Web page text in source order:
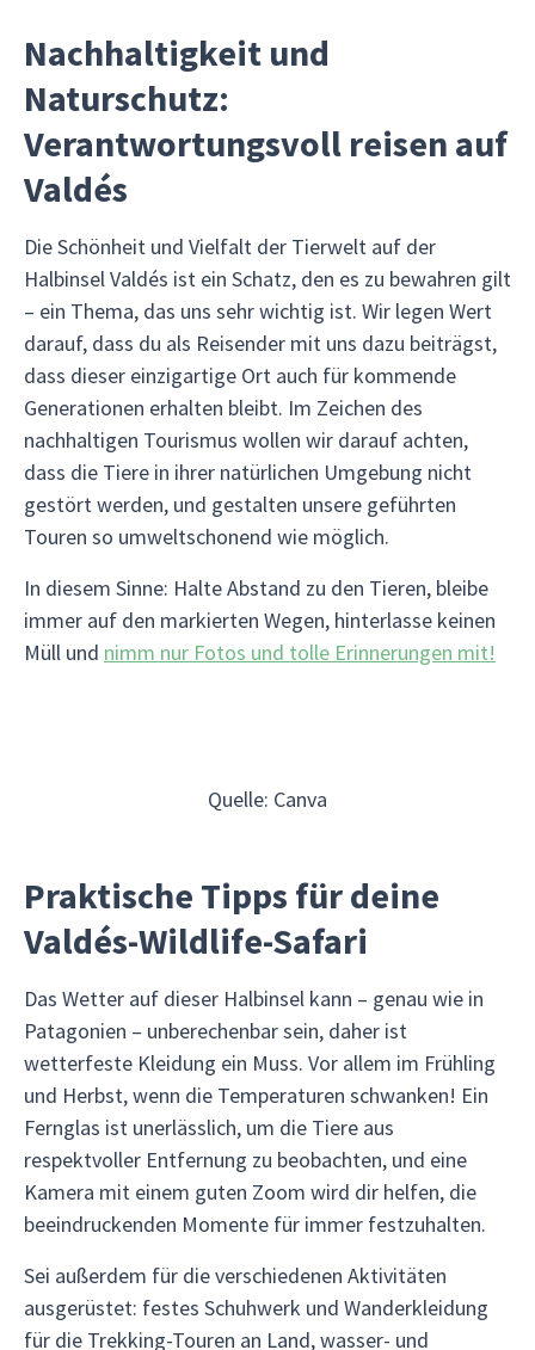
Nachhaltigkeit und
Naturschutz:
Verantwortungsvoll reisen auf
Valdés
Die Schönheit und Vielfalt der Tierwelt auf der
Halbinsel Valdés ist ein Schatz, den es zu bewahren gilt
– ein Thema, das uns sehr wichtig ist. Wir legen Wert
darauf, dass du als Reisender mit uns dazu beiträgst,
dass dieser einzigartige Ort auch für kommende
Generationen erhalten bleibt. Im Zeichen des
nachhaltigen Tourismus wollen wir darauf achten,
dass die Tiere in ihrer natürlichen Umgebung nicht
gestört werden, und gestalten unsere geführten
Touren so umweltschonend wie möglich.
In diesem Sinne: Halte Abstand zu den Tieren, bleibe
immer auf den markierten Wegen, hinterlasse keinen
Müll und nimm nur Fotos und tolle Erinnerungen mit!
Quelle: Canva
Praktische Tipps für deine
Valdés-Wildlife-Safari
Das Wetter auf dieser Halbinsel kann – genau wie in
Patagonien – unberechenbar sein, daher ist
wetterfeste Kleidung ein Muss. Vor allem im Frühling
und Herbst, wenn die Temperaturen schwanken! Ein
Fernglas ist unerlässlich, um die Tiere aus
respektvoller Entfernung zu beobachten, und eine
Kamera mit einem guten Zoom wird dir helfen, die
beeindruckenden Momente für immer festzuhalten.
Sei außerdem für die verschiedenen Aktivitäten
ausgerüstet: festes Schuhwerk und Wanderkleidung
für die Trekking-Touren an Land, wasser- und